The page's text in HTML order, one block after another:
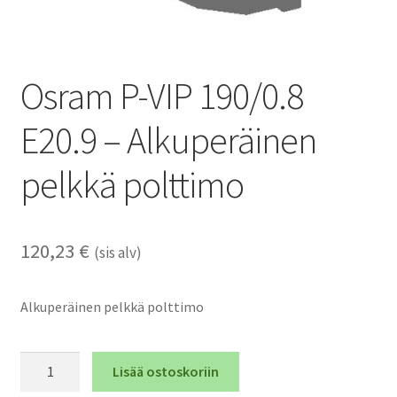
Osram P-VIP 190/0.8
E20.9 – Alkuperäinen
pelkkä polttimo
120,23 € (sis alv)
Alkuperäinen pelkkä polttimo
Lisää ostoskoriin